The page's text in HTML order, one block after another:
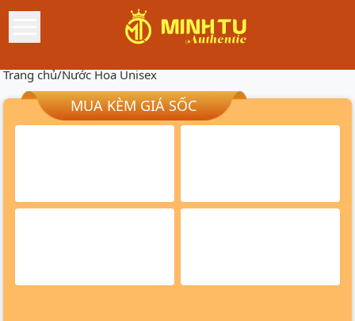
Trang chủ/Nước Hoa Unisex
MUA KÈM GIÁ SỐC